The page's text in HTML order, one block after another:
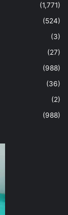
(1,771)
(524)
(3)
(27)
(988)
(36)
(2)
(988)